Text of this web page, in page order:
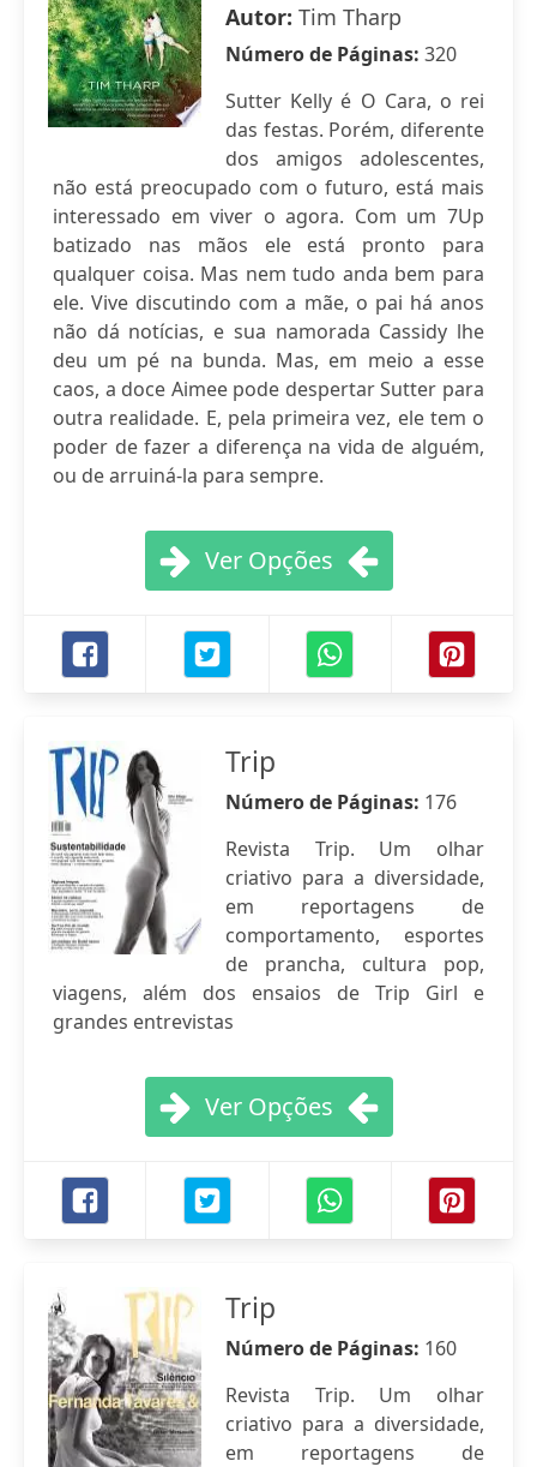
Autor: Tim Tharp
Número de Páginas: 320
Sutter Kelly é O Cara, o rei
das festas. Porém, diferente
dos amigos adolescentes,
não está preocupado com o futuro, está mais
interessado em viver o agora. Com um 7Up
batizado nas mãos ele está pronto para
qualquer coisa. Mas nem tudo anda bem para
ele. Vive discutindo com a mãe, o pai há anos
não dá notícias, e sua namorada Cassidy lhe
deu um pé na bunda. Mas, em meio a esse
caos, a doce Aimee pode despertar Sutter para
outra realidade. E, pela primeira vez, ele tem o
poder de fazer a diferença na vida de alguém,
ou de arruiná-la para sempre.
Ver Opções
Trip
Número de Páginas: 176
Revista Trip. Um olhar
criativo para a diversidade,
em reportagens de
comportamento, esportes
de prancha, cultura pop,
viagens, além dos ensaios de Trip Girl e
grandes entrevistas
Ver Opções
Trip
Número de Páginas: 160
Revista Trip. Um olhar
criativo para a diversidade,
em reportagens de